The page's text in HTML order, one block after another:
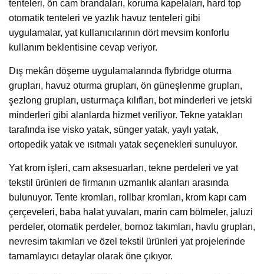
tenteleri, ön cam brandaları, koruma kapelaları, hard top
otomatik tenteleri ve yazlık havuz tenteleri gibi
uygulamalar, yat kullanıcılarının dört mevsim konforlu
kullanım beklentisine cevap veriyor.
Dış mekân döşeme uygulamalarında flybridge oturma
grupları, havuz oturma grupları, ön güneşlenme grupları,
şezlong grupları, usturmaça kılıfları, bot minderleri ve jetski
minderleri gibi alanlarda hizmet veriliyor. Tekne yatakları
tarafında ise visko yatak, sünger yatak, yaylı yatak,
ortopedik yatak ve ısıtmalı yatak seçenekleri sunuluyor.
Yat krom işleri, cam aksesuarları, tekne perdeleri ve yat
tekstil ürünleri de firmanın uzmanlık alanları arasında
bulunuyor. Tente kromları, rollbar kromları, krom kapı cam
çerçeveleri, baba halat yuvaları, marin cam bölmeler, jaluzi
perdeler, otomatik perdeler, bornoz takımları, havlu grupları,
nevresim takımları ve özel tekstil ürünleri yat projelerinde
tamamlayıcı detaylar olarak öne çıkıyor.